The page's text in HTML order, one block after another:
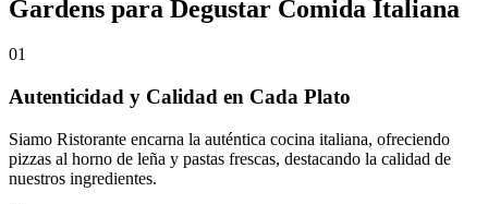
Gardens para Degustar Comida Italiana
01
Autenticidad y Calidad en Cada Plato
Siamo Ristorante encarna la auténtica cocina italiana, ofreciendo
pizzas al horno de leña y pastas frescas, destacando la calidad de
nuestros ingredientes.